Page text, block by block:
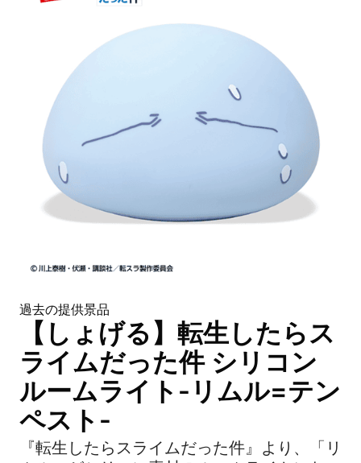
過去の提供景品
【しょげる】転生したらス
ライムだった件 シリコン
ルームライト-リムル=テン
ペスト-
『転生したらスライムだった件』より、「リ